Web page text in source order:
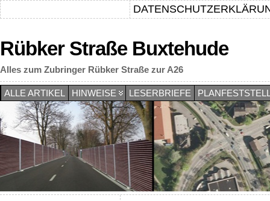
Rübker Straße Buxtehude
Alles zum Zubringer Rübker Straße zur A26
ALLE ARTIKEL HINWEISE LESERBRIEFE